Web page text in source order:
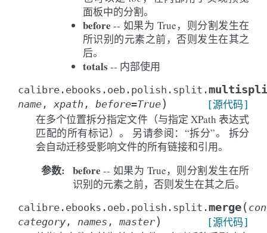
面板中的分割。
before -- 如果为 True，则分割发生在
所识别的元素之前，否则发生在其之
后。
totals -- 内部使用
calibre.ebooks.oeb.polish.split.
name , xpath , before=True) [源代码]
在多个位置拆分指定文件（与指定 XPath 表达式
匹配的所有标记）。 另请参阅：“拆分”。 拆分
会自动迁移受影响文件的所有链接和引用。
参数: before -- 如果为 True，则分割发生在所
识别的元素之前，否则发生在其之后。
calibre.ebooks.oeb.polish.split.merge(
category , names , master) [源代码]